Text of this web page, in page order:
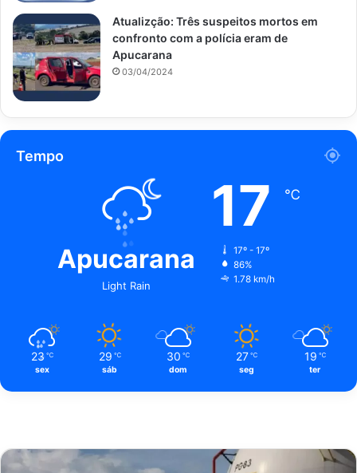
Atualizção: Três suspeitos mortos em
confronto com a polícia eram de
Apucarana
03/04/2024
Tempo
Apucarana
Light Rain
17 ℃
17º - 17º
86%
1.78 km/h
23 ℃
sex
29 ℃
sáb
30 ℃
dom
27 ℃
seg
19 ℃
ter